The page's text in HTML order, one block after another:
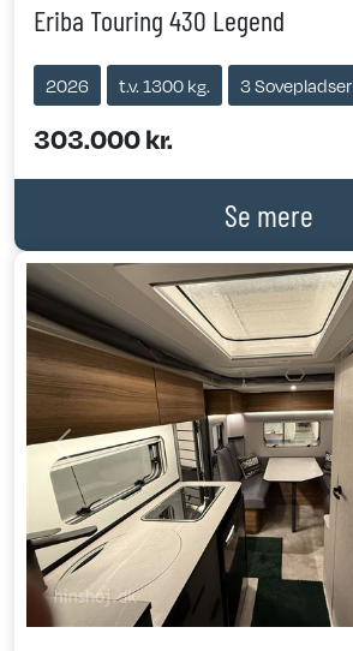
Eriba Touring 430 Legend
2026 t.v. 1300 kg. 3 Sovepladser
303.000 kr.
Se mere
Previous